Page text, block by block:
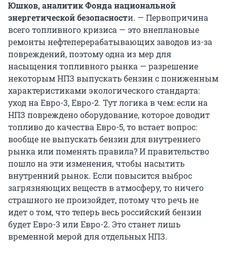
Юшков, аналитик Фонда национальной
энергетической безопасности. — Первопричина
всего топливного кризиса — это внеплановые
ремонты нефтеперерабатывающих заводов из-за
повреждений, поэтому одна из мер для
насыщения топливного рынка — разрешение
некоторым НПЗ выпускать бензин с пониженным
характеристиками экологического стандарта:
уход на Евро-3, Евро-2. Тут логика в чем: если на
НПЗ повреждено оборудование, которое доводит
топливо до качества Евро-5, то встает вопрос:
вообще не выпускать бензин для внутреннего
рынка или поменять правила? И правительство
пошло на эти изменения, чтобы насытить
внутренний рынок. Если повысится выброс
загрязняющих веществ в атмосферу, то ничего
страшного не произойдет, потому что речь не
идет о том, что теперь весь российский бензин
будет Евро-3 или Евро-2. Это станет лишь
временной мерой для отдельных НПЗ.